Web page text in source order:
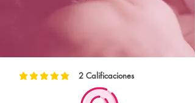
2 Calificaciones
la calificación promedio es 5 de 5, basada en 2